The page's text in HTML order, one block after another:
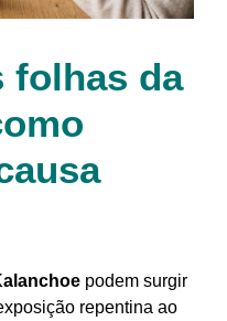
folhas da
podem surgir
repentina ao